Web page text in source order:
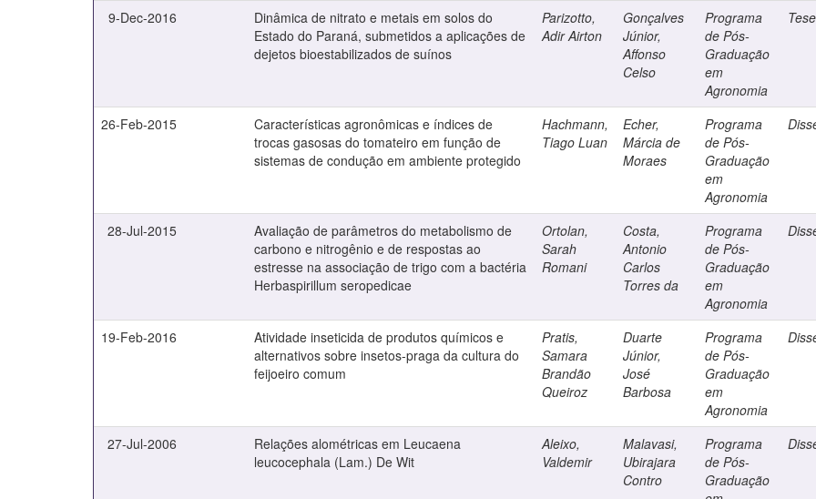
9-Dec-2016
Dinâmica de nitrato e metais em solos do
Estado do Paraná, submetidos a aplicações de
dejetos bioestabilizados de suínos
Parizotto,
Adir Airton
Gonçalves
Júnior,
Affonso
Celso
Programa
de Pós-
Graduação
em
Agronomia
Tese
26-Feb-2015
Características agronômicas e índices de
trocas gasosas do tomateiro em função de
sistemas de condução em ambiente protegido
Hachmann,
Tiago Luan
Echer,
Márcia de
Moraes
Programa
de Pós-
Graduação
em
Agronomia
28-Jul-2015
Avaliação de parâmetros do metabolismo de
carbono e nitrogênio e de respostas ao
estresse na associação de trigo com a bactéria
Herbaspirillum seropedicae
Ortolan,
Sarah
Romani
Costa,
Antonio
Carlos
Torres da
Programa
de Pós-
Graduação
em
Agronomia
19-Feb-2016
Atividade inseticida de produtos químicos e
alternativos sobre insetos-praga da cultura do
feijoeiro comum
Pratis,
Samara
Brandão
Queiroz
Duarte
Júnior,
José
Barbosa
Programa
de Pós-
Graduação
em
Agronomia
27-Jul-2006
Relações alométricas em Leucaena
leucocephala (Lam.) De Wit
Aleixo,
Valdemir
Malavasi,
Ubirajara
Contro
Programa
de Pós-
Graduação